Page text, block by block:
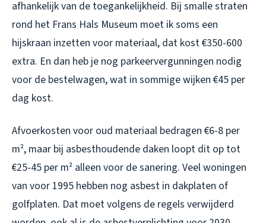
afhankelijk van de toegankelijkheid. Bij smalle straten
rond het Frans Hals Museum moet ik soms een
hijskraan inzetten voor materiaal, dat kost €350-600
extra. En dan heb je nog parkeervergunningen nodig
voor de bestelwagen, wat in sommige wijken €45 per
dag kost.
Afvoerkosten voor oud materiaal bedragen €6-8 per
m², maar bij asbesthoudende daken loopt dit op tot
€25-45 per m² alleen voor de sanering. Veel woningen
van voor 1995 hebben nog asbest in dakplaten of
golfplaten. Dat moet volgens de regels verwijderd